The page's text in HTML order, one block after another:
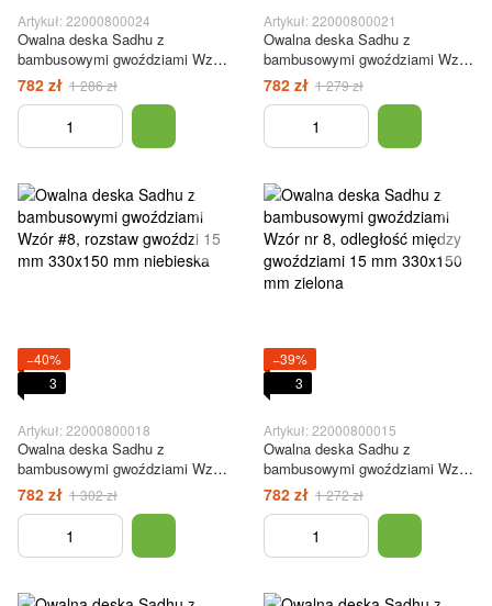
Artykuł: 22000800024
Owalna deska Sadhu z
bambusowymi gwoździami Wzór
#8, rozstaw gwoździ 15 mm
330x150 mm jasnoczerwony
782 zł 1 286 zł
Artykuł: 22000800021
Owalna deska Sadhu z
bambusowymi gwoździami Wzór
#8, rozstaw gwoździ 15 mm
330x150 mm ciemnoniebieski
782 zł 1 279 zł
−40%
3
Artykuł: 22000800018
Owalna deska Sadhu z
bambusowymi gwoździami Wzór
#8, rozstaw gwoździ 15 mm
330x150 mm niebieska
782 zł 1 302 zł
−39%
3
Artykuł: 22000800015
Owalna deska Sadhu z
bambusowymi gwoździami Wzór
nr 8, odległość między
gwoździami 15 mm 330x150 mm
782 zł 1 272 zł